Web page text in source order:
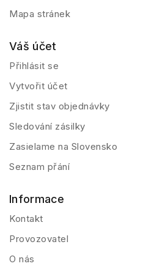
Mapa stránek
Váš účet
Přihlásit se
Vytvořit účet
Zjistit stav objednávky
Sledování zásilky
Zasielame na Slovensko
Seznam přání
Informace
Kontakt
Provozovatel
O nás